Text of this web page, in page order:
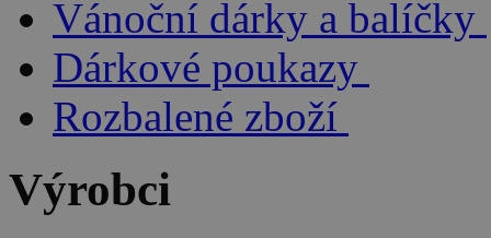
Vánoční dárky a balíčky
Dárkové poukazy
Rozbalené zboží
Výrobci